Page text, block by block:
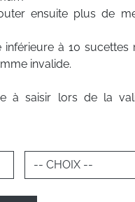
ensuite plus de
à 10 sucettes
invalide.
à saisir lors de la
-- CHOIX --